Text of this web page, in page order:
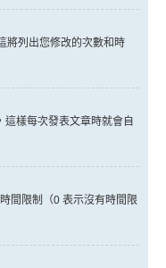
將列出您修改的次數和時
樣每次發表文章時就會自
間限制（0 表示沒有時間限